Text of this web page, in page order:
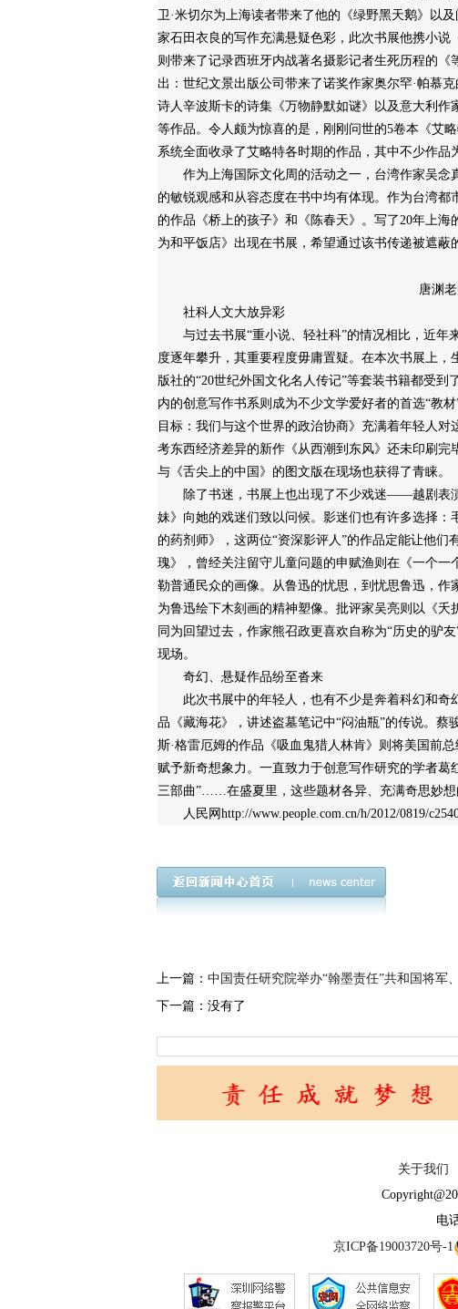
卫·米切尔为上海读者带来了他的《绿野黑天鹅》以
家石田衣良的写作充满悬疑色彩，此次书展他携小
则带来了记录西班牙内战著名摄影记者生死历程的
出：世纪文景出版公司带来了诺奖作家奥尔罕·帕慕
诗人辛波斯卡的诗集《万物静默如谜》以及意大利作
等作品。令人颇为惊喜的是，刚刚问世的5卷本《艾
系统全面收录了艾略特各时期的作品，其中不少作品
作为上海国际文化周的活动之一，台湾作家吴念
的敏锐观感和从容态度在书中均有体现。作为台湾
的作品《桥上的孩子》和《陈春天》。写了20年上
为和平饭店》出现在书展，希望通过该书传递被遮蔽
唐渊老
社科人文大放异彩
与过去书展“重小说、轻社科”的情况相比，近年
度逐年攀升，其重要程度毋庸置疑。在本次书展上，
版社的“20世纪外国文化名人传记”等套装书籍都受
内的创意写作书系则成为不少文学爱好者的首选“教
目标：我们与这个世界的政治协商》充满着年轻人
考东西经济差异的新作《从西潮到东风》还未印刷完
与《舌尖上的中国》的图文版在现场也获得了青睐。
除了书迷，书展上也出现了不少戏迷——越剧表演
妹》向她的戏迷们致以问候。影迷们也有许多选择
的药剂师》，这两位“资深影评人”的作品定能让他们
瑰》，曾经关注留守儿童问题的申赋渔则在《一个
勒普通民众的画像。从鲁迅的忧思，到忧思鲁迅，作
为鲁迅绘下木刻画的精神塑像。批评家吴亮则以《夭
同为回望过去，作家熊召政更喜欢自称为“历史的驴
现场。
奇幻、悬疑作品纷至沓来
此次书展中的年轻人，也有不少是奔着科幻和奇
品《藏海花》，讲述盗墓笔记中“闷油瓶”的传说。
斯·格雷厄姆的作品《吸血鬼猎人林肯》则将美国前
赋予新奇想象力。一直致力于创意写作研究的学者
三部曲”……在盛夏里，这些题材各异、充满奇思妙想
人民网http://www.people.com.cn/h/2012/0819/
上一篇： 中国责任研究院举办“翰墨责任”共和国将军
下一篇：没有了
关于我们
电
京ICP备19003720号-1